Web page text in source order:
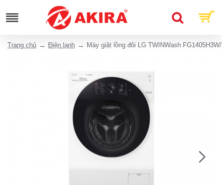
Trang chủ Điện lạnh Máy giặt lồng đôi LG TWINWash